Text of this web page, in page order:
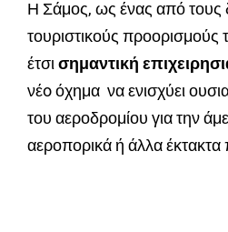
Η Σάμος, ως ένας από τους
τουριστικούς προορισμούς
έτσισημαντική
νέo όχημα να ενισχύει
του αεροδρομίου για την
αεροπορικά ή άλλα έκτακτα